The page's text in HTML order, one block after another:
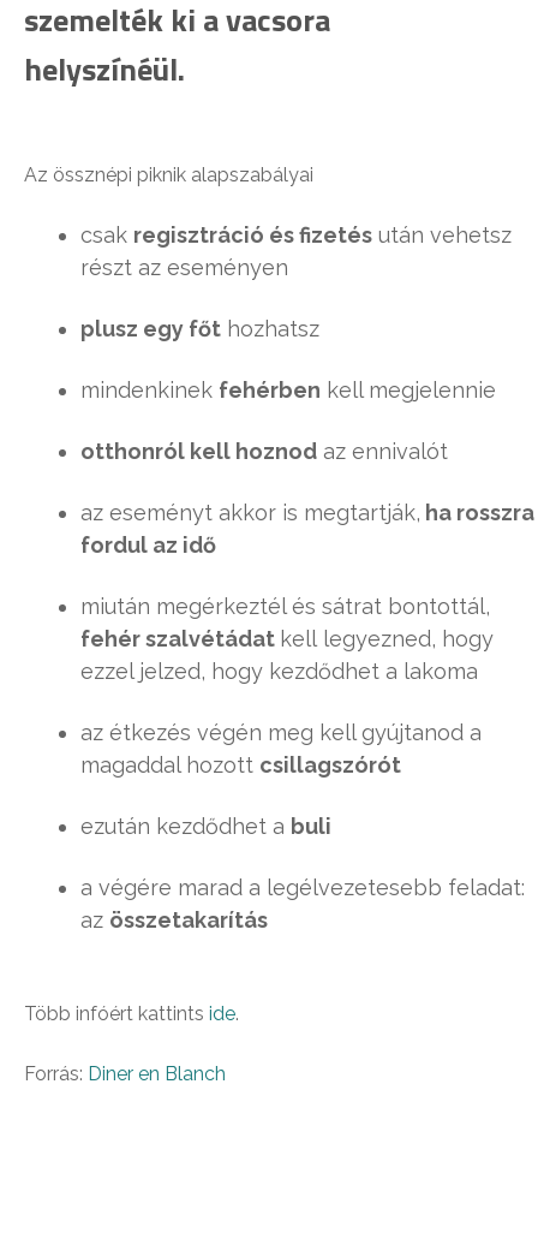
szemelték ki a vacsora
helyszínéül.
Az össznépi piknik alapszabályai
csak regisztráció és fizetés után vehetsz
részt az eseményen
plusz egy főt hozhatsz
mindenkinek fehérben kell megjelennie
otthonról kell hoznod az ennivalót
az eseményt akkor is megtartják, ha rosszra
fordul az idő
miután megérkeztél és sátrat bontottál,
fehér szalvétádat kell legyezned, hogy
ezzel jelzed, hogy kezdődhet a lakoma
az étkezés végén meg kell gyújtanod a
magaddal hozott csillagszórót
ezután kezdődhet a buli
a végére marad a legélvezetesebb feladat:
az összetakarítás
Több infóért kattints ide.
Forrás: Diner en Blanch